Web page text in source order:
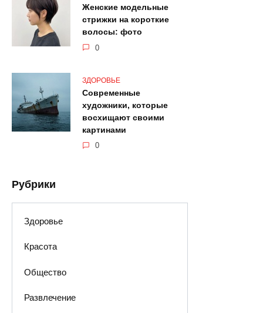
Женские модельные
стрижки на короткие
волосы: фото
0
ЗДОРОВЬЕ
Современные
художники, которые
восхищают своими
картинами
0
Рубрики
Здоровье
Красота
Общество
Развлечение